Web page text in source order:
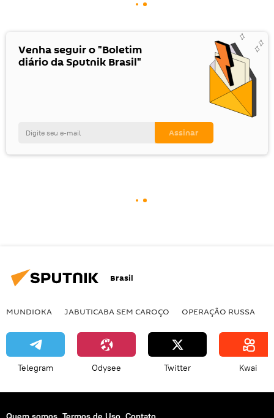
Venha seguir o "Boletim
diário da Sputnik Brasil"
Brasil
MUNDIOKA JABUTICABA SEM CAROÇO OPERAÇÃO RUSSA
Telegram Odysee Twitter Kwai